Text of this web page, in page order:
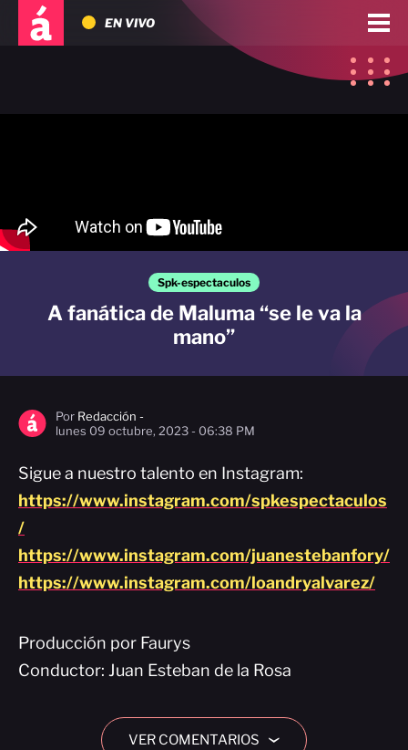
EN VIVO
Spk-espectaculos
A fanática de Maluma “se le va la
mano”
Por Redacción -
lunes 09 octubre, 2023 - 06:38 PM
Sigue a nuestro talento en Instagram:
https://www.instagram.com/spkespectaculos
/
https://www.instagram.com/juanestebanfory/
https://www.instagram.com/loandryalvarez/
Producción por Faurys
Conductor: Juan Esteban de la Rosa
VER COMENTARIOS ›